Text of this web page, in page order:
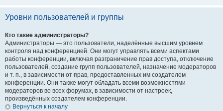
Уровни пользователей и группы
Кто такие администраторы?
Администраторы — это пользователи, наделённые высшим уровнем
контроля над конференцией. Они могут управлять всеми аспектами
работы конференции, включая разграничение прав доступа, отключение
пользователей, создание групп пользователей, назначение модераторов
и т. п., в зависимости от прав, предоставленных им создателем
конференции. Они также могут обладать всеми возможностями
модераторов во всех форумах, в зависимости от настроек,
произведённых создателем конференции.
Вернуться к началу